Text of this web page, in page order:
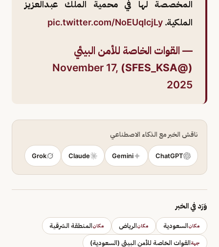
المخصصة لها في محمية الملك عبدالعزيز
الملكية. pic.twitter.com/NoEUqIcjLy
— القوات الخاصة للأمن البيئي
(@SFES_KSA)
November 17,
2025
ناقش الخبر مع الذكاء الاصطناعي
ChatGPT
Gemini
Claude
Grok
وَرَد في الخبر
مكانالسعودية مكانالرياض مكانالمنطقة الشرقية
جهةالقوات الخاصة للأمن البيئي (السعودية)